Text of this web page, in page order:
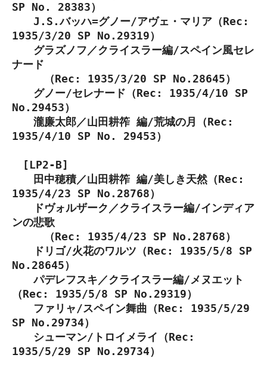
SP No. 28383）
J.S.バッハ=グノー/アヴェ・マリア（Rec:
1935/3/20 SP No.29319）
グラズノフ／クライスラー編/スペイン風セレ
ナード
（Rec: 1935/3/20 SP No.28645）
グノー/セレナード（Rec: 1935/4/10 SP
No.29453）
瀧廉太郎／山田耕筰 編/荒城の月（Rec:
1935/4/10 SP No. 29453）
[LP2-B]
田中穂積／山田耕筰 編/美しき天然（Rec:
1935/4/23 SP No.28768）
ドヴォルザーク／クライスラー編/インディア
ンの悲歌
（Rec: 1935/4/23 SP No.28768）
ドリゴ/火花のワルツ（Rec: 1935/5/8 SP
No.28645）
パデレフスキ／クライスラー編/メヌエット
（Rec: 1935/5/8 SP No.29319）
ファリャ/スペイン舞曲（Rec: 1935/5/29
SP No.29734）
シューマン/トロイメライ（Rec:
1935/5/29 SP No.29734）